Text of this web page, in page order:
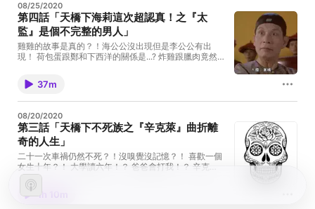
08/25/2020
第四話「天橋下海莉這次超認真！之『太
監』是個不完整的男人」
雞雞的故事是真的？！海公公沒出現但是李公公有出
現！ 荷包蛋跟鄭和下西洋的關係是...? 炸雞跟臘肉竟然
Powered by Firstory Hosting
37m
08/20/2020
第三話「天橋下不死族之『辛克萊』曲折離
奇的人生」
二十一次車禍仍然不死？！沒嗅覺沒記憶？！ 喜歡一個
女生十年？！ 大學讀六年！？ 爸爸會打我！？ 辛克萊
如何從單純的國中生轉生成勵志的不死族？ Powered
by Firstory Hosting
1h 10m